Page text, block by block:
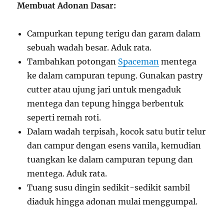
Membuat Adonan Dasar:
Campurkan tepung terigu dan garam dalam
sebuah wadah besar. Aduk rata.
Tambahkan potongan Spaceman mentega
ke dalam campuran tepung. Gunakan pastry
cutter atau ujung jari untuk mengaduk
mentega dan tepung hingga berbentuk
seperti remah roti.
Dalam wadah terpisah, kocok satu butir telur
dan campur dengan esens vanila, kemudian
tuangkan ke dalam campuran tepung dan
mentega. Aduk rata.
Tuang susu dingin sedikit-sedikit sambil
diaduk hingga adonan mulai menggumpal.